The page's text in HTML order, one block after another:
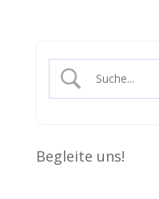
Begleite uns!